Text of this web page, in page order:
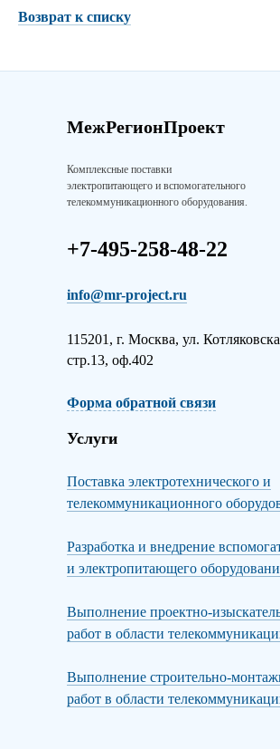
Возврат к списку
МежРегионПроект
Комплексные поставки
электропитающего и вспомогательного
телекоммуникационного оборудования.
+7-495-258-48-22
info@mr-project.ru
115201, г. Москва, ул.
стр.13, оф.402
Форма обратной связи
Услуги
Поставка электротехнического и
телекоммуникационного
Разработка и внедрение
и электропитающего
Выполнение проектно-
работ в области
Выполнение строительно-
работ в области